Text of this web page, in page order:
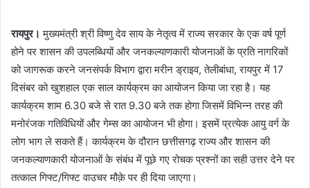
रायपुर। मुख्यमंत्री श्री विष्णु देव साय के नेतृत्व में राज्य सरकार के एक वर्ष पूर्ण
होने पर शासन की उपलब्धियों और जनकल्याणकारी योजनाओं के प्रति नागरिकों
को जागरूक करने जनसंपर्क विभाग द्वारा मरीन ड्राइव, तेलीबांधा, रायपुर में 17
दिसंबर को खुशहाल एक साल कार्यक्रम का आयोजन किया जा रहा है। यह
कार्यक्रम शाम 6.30 बजे से रात 9.30 बजे तक होगा जिसमें विभिन्न तरह की
मनोरंजक गतिविधियों और गेम्स का आयोजन भी होगा। इसमें प्रत्येक आयु वर्ग के
लोग भाग ले सकते हैं। कार्यक्रम के दौरान छत्तीसगढ़ राज्य और शासन की
जनकल्याणकारी योजनाओं के संबंध में पूछे गए रोचक प्रश्नों का सही उत्तर देने पर
तत्काल गिफ्ट/गिफ्ट वाउचर मौक़े पर ही दिया जाएगा।